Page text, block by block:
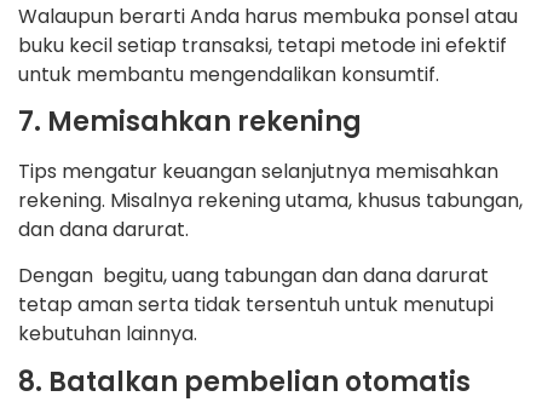
Walaupun berarti Anda harus membuka ponsel atau
buku kecil setiap transaksi, tetapi metode ini efektif
untuk membantu mengendalikan konsumtif.
7. Memisahkan rekening
Tips mengatur keuangan selanjutnya memisahkan
rekening. Misalnya rekening utama, khusus tabungan,
dan dana darurat.
Dengan begitu, uang tabungan dan dana darurat
tetap aman serta tidak tersentuh untuk menutupi
kebutuhan lainnya.
8. Batalkan pembelian otomatis